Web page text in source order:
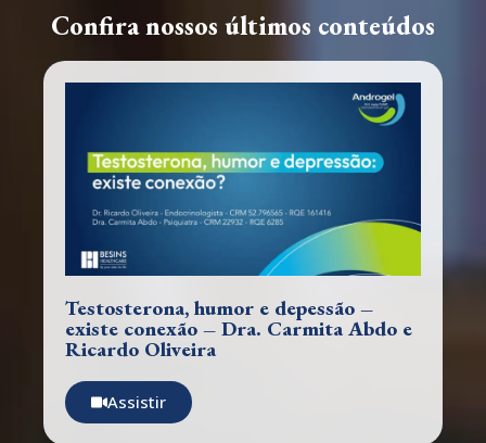
Confira nossos últimos conteúdos
Testosterona, humor e depessão –
existe conexão – Dra. Carmita Abdo e
Ricardo Oliveira
Assistir